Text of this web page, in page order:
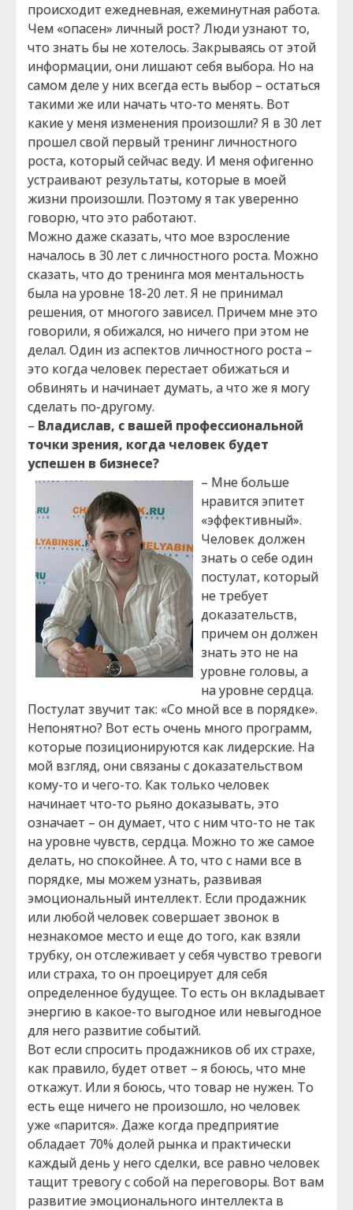
происходит ежедневная, ежеминутная работа.
Чем «опасен» личный рост? Люди узнают то,
что знать бы не хотелось. Закрываясь от этой
информации, они лишают себя выбора. Но на
самом деле у них всегда есть выбор – остаться
такими же или начать что-то менять. Вот
какие у меня изменения произошли? Я в 30 лет
прошел свой первый тренинг личностного
роста, который сейчас веду. И меня офигенно
устраивают результаты, которые в моей
жизни произошли. Поэтому я так уверенно
говорю, что это работают.
Можно даже сказать, что мое взросление
началось в 30 лет с личностного роста. Можно
сказать, что до тренинга моя ментальность
была на уровне 18-20 лет. Я не принимал
решения, от многого зависел. Причем мне это
говорили, я обижался, но ничего при этом не
делал. Один из аспектов личностного роста –
это когда человек перестает обижаться и
обвинять и начинает думать, а что же я могу
сделать по-другому.
– Владислав, с вашей профессиональной
точки зрения, когда человек будет
успешен в бизнесе?
– Мне больше
нравится эпитет
«эффективный».
Человек должен
знать о себе один
постулат, который
не требует
доказательств,
причем он должен
знать это не на
уровне головы, а
на уровне сердца.
Постулат звучит так: «Со мной все в порядке».
Непонятно? Вот есть очень много программ,
которые позиционируются как лидерские. На
мой взгляд, они связаны с доказательством
кому-то и чего-то. Как только человек
начинает что-то рьяно доказывать, это
означает – он думает, что с ним что-то не так
на уровне чувств, сердца. Можно то же самое
делать, но спокойнее. А то, что с нами все в
порядке, мы можем узнать, развивая
эмоциональный интеллект. Если продажник
или любой человек совершает звонок в
незнакомое место и еще до того, как взяли
трубку, он отслеживает у себя чувство тревоги
или страха, то он проецирует для себя
определенное будущее. То есть он вкладывает
энергию в какое-то выгодное или невыгодное
для него развитие событий.
Вот если спросить продажников об их страхе,
как правило, будет ответ – я боюсь, что мне
откажут. Или я боюсь, что товар не нужен. То
есть еще ничего не произошло, но человек
уже «парится». Даже когда предприятие
обладает 70% долей рынка и практически
каждый день у него сделки, все равно человек
тащит тревогу с собой на переговоры. Вот вам
развитие эмоционального интеллекта в